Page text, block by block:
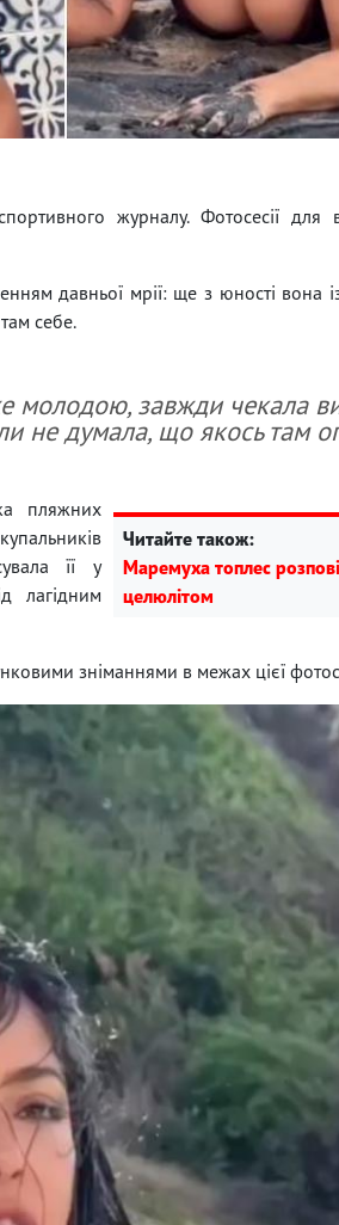
журналу. Фотосесії для
давньої мрії: ще з юності вона
себе.
молодою, завжди чекала
не думала, що якось там
Читайте також:
Маремуха топлес
целюлітом
пляжних
її у
лагідним
зніманнями в межах цієї